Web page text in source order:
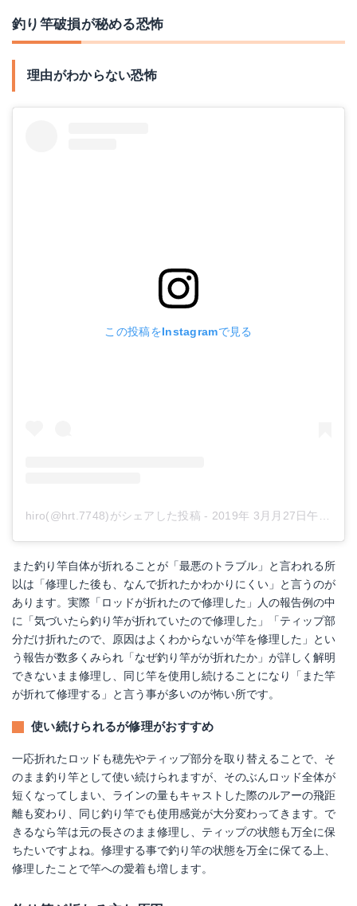
釣り竿破損が秘める恐怖
理由がわからない恐怖
この投稿をInstagramで見る
hiro(@hrt.7748)がシェアした投稿 - 2019年 3月月27日午後3時39分PDT
また釣り竿自体が折れることが「最悪のトラブル」と言われる所
以は「修理した後も、なんで折れたかわかりにくい」と言うのが
あります。実際「ロッドが折れたので修理した」人の報告例の中
に「気づいたら釣り竿が折れていたので修理した」「ティップ部
分だけ折れたので、原因はよくわからないが竿を修理した」とい
う報告が数多くみられ「なぜ釣り竿がが折れたか」が詳しく解明
できないまま修理し、同じ竿を使用し続けることになり「また竿
が折れて修理する」と言う事が多いのが怖い所です。
使い続けられるが修理がおすすめ
一応折れたロッドも穂先やティップ部分を取り替えることで、そ
のまま釣り竿として使い続けられますが、そのぶんロッド全体が
短くなってしまい、ラインの量もキャストした際のルアーの飛距
離も変わり、同じ釣り竿でも使用感覚が大分変わってきます。で
きるなら竿は元の長さのまま修理し、ティップの状態も万全に保
ちたいですよね。修理する事で釣り竿の状態を万全に保てる上、
修理したことで竿への愛着も増します。